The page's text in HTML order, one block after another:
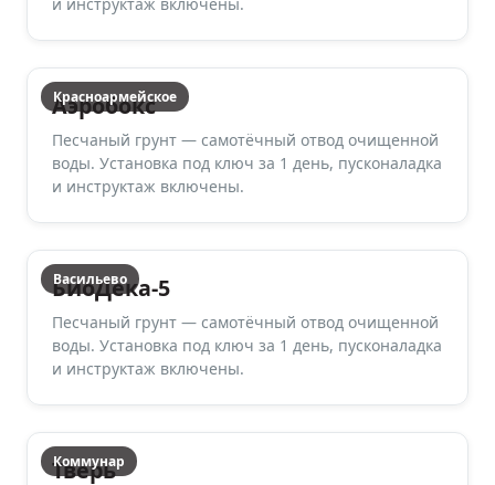
Красноармейское
Аэробокс
Песчаный грунт — самотёчный отвод очищенной
воды. Установка под ключ за 1 день, пусконаладка
и инструктаж включены.
Васильево
БиоДека-5
Песчаный грунт — самотёчный отвод очищенной
воды. Установка под ключ за 1 день, пусконаладка
и инструктаж включены.
Коммунар
Тверь